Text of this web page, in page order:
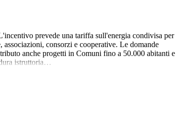
prevede una tariffa sull'energia condivisa per
consorzi e cooperative. Le domande
anche progetti in Comuni fino a 50.000 abitanti e
istruttoria…